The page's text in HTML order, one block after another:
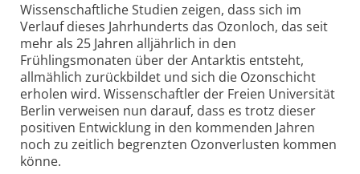
Wissenschaftliche Studien zeigen, dass sich im
Verlauf dieses Jahrhunderts das Ozonloch, das seit
mehr als 25 Jahren alljährlich in den
Frühlingsmonaten über der Antarktis entsteht,
allmählich zurückbildet und sich die Ozonschicht
erholen wird. Wissenschaftler der Freien Universität
Berlin verweisen nun darauf, dass es trotz dieser
positiven Entwicklung in den kommenden Jahren
noch zu zeitlich begrenzten Ozonverlusten kommen
könne.